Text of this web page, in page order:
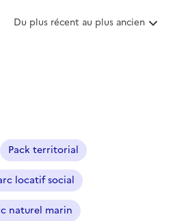
T
r
t
i
c
l
e
Du plus récent au plus ancien
Pack territorial
locatif social
naturel marin